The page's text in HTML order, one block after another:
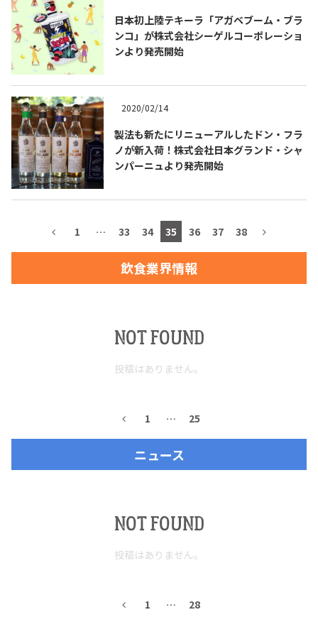
TEQUILA JOURNAL
About テキーラとは
トピックス
テキーラ・メスカルが 飲めるバー
プライバシーポリシー
日本初上陸テキーラ「アガベブーム・ブラ
ンコ」が株式会社シーゲルコーポレーショ
ンより発売開始
2020/02/14
製法も新たにリニューアルしたドン・フラ
ノが新入荷！株式会社日本グランド・シャ
ンパーニュより発売開始
1 … 33 34 35 36 37 38
飲食業界情報
NOT FOUND
投稿はありません。
1 … 25
ニュース
NOT FOUND
投稿はありません。
1 … 28